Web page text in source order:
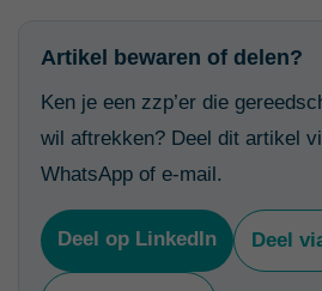
Artikel bewaren of delen?
Ken je een zzp’er die
wil aftrekken? Deel dit artikel
WhatsApp of e-mail.
Deel op LinkedIn Deel